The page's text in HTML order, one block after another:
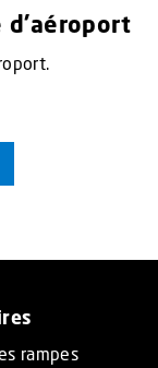
d’aéroport
rampes